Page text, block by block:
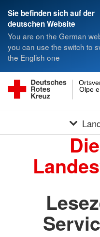
Sie befinden sich auf der
deutschen Website
You are on the German
you can use the switch to
the English one
Olpe